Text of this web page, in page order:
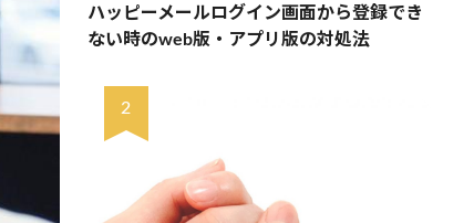
ハッピーメールログイン画面から登録でき
ない時のweb版・アプリ版の対処法